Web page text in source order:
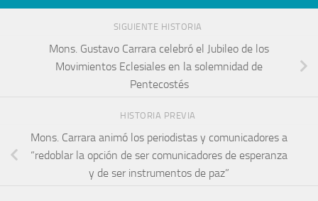
SIGUIENTE HISTORIA
Mons. Gustavo Carrara celebró el Jubileo de los
Movimientos Eclesiales en la solemnidad de
Pentecostés
HISTORIA PREVIA
Mons. Carrara animó los periodistas y comunicadores a
“redoblar la opción de ser comunicadores de esperanza
y de ser instrumentos de paz”